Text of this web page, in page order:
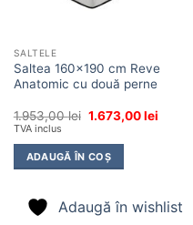
SALTELE
Saltea 160×190 cm Reve
Anatomic cu două perne
1.953,00lei Prețul
fost:
1.953,00 lei.
1.673,00leiPrețul
TVA inclus
ADAUGĂ ÎN COȘ
Adaugă în wishlist